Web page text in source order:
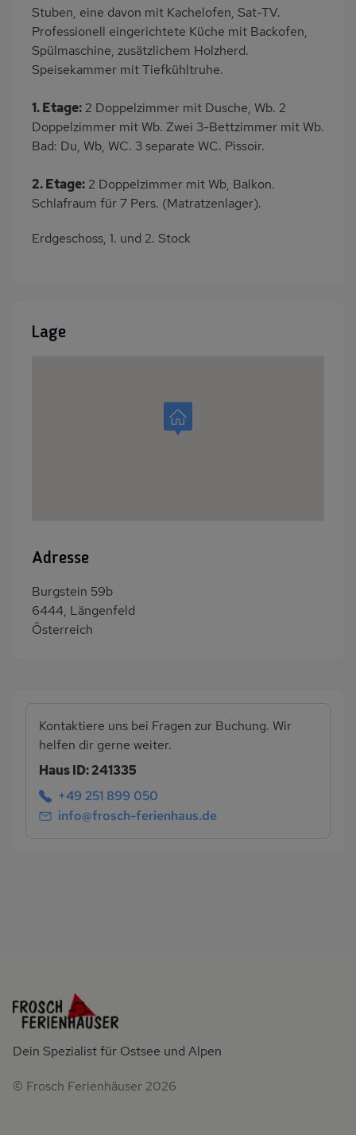
Stuben, eine davon mit Kachelofen, Sat-TV.
Professionell eingerichtete Küche mit Backofen,
Spülmaschine, zusätzlichem Holzherd.
Speisekammer mit Tiefkühltruhe.
1. Etage: 2 Doppelzimmer mit Dusche, Wb. 2
Doppelzimmer mit Wb. Zwei 3-Bettzimmer mit Wb.
Bad: Du, Wb, WC. 3 separate WC. Pissoir.
2. Etage: 2 Doppelzimmer mit Wb, Balkon.
Schlafraum für 7 Pers. (Matratzenlager).
Erdgeschoss, 1. und 2. Stock
Lage
Adresse
Burgstein 59b
6444, Längenfeld
Österreich
Kontaktiere uns bei Fragen zur Buchung. Wir
helfen dir gerne weiter.
Haus ID: 241335
+49 251 899 050
info@frosch-ferienhaus.de
Dein Spezialist für Ostsee und Alpen
© Frosch Ferienhäuser 2026